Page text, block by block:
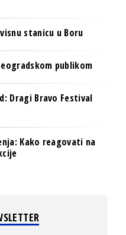
stanicu u Boru
publikom
Dragi Bravo Festival
Kako reagovati na